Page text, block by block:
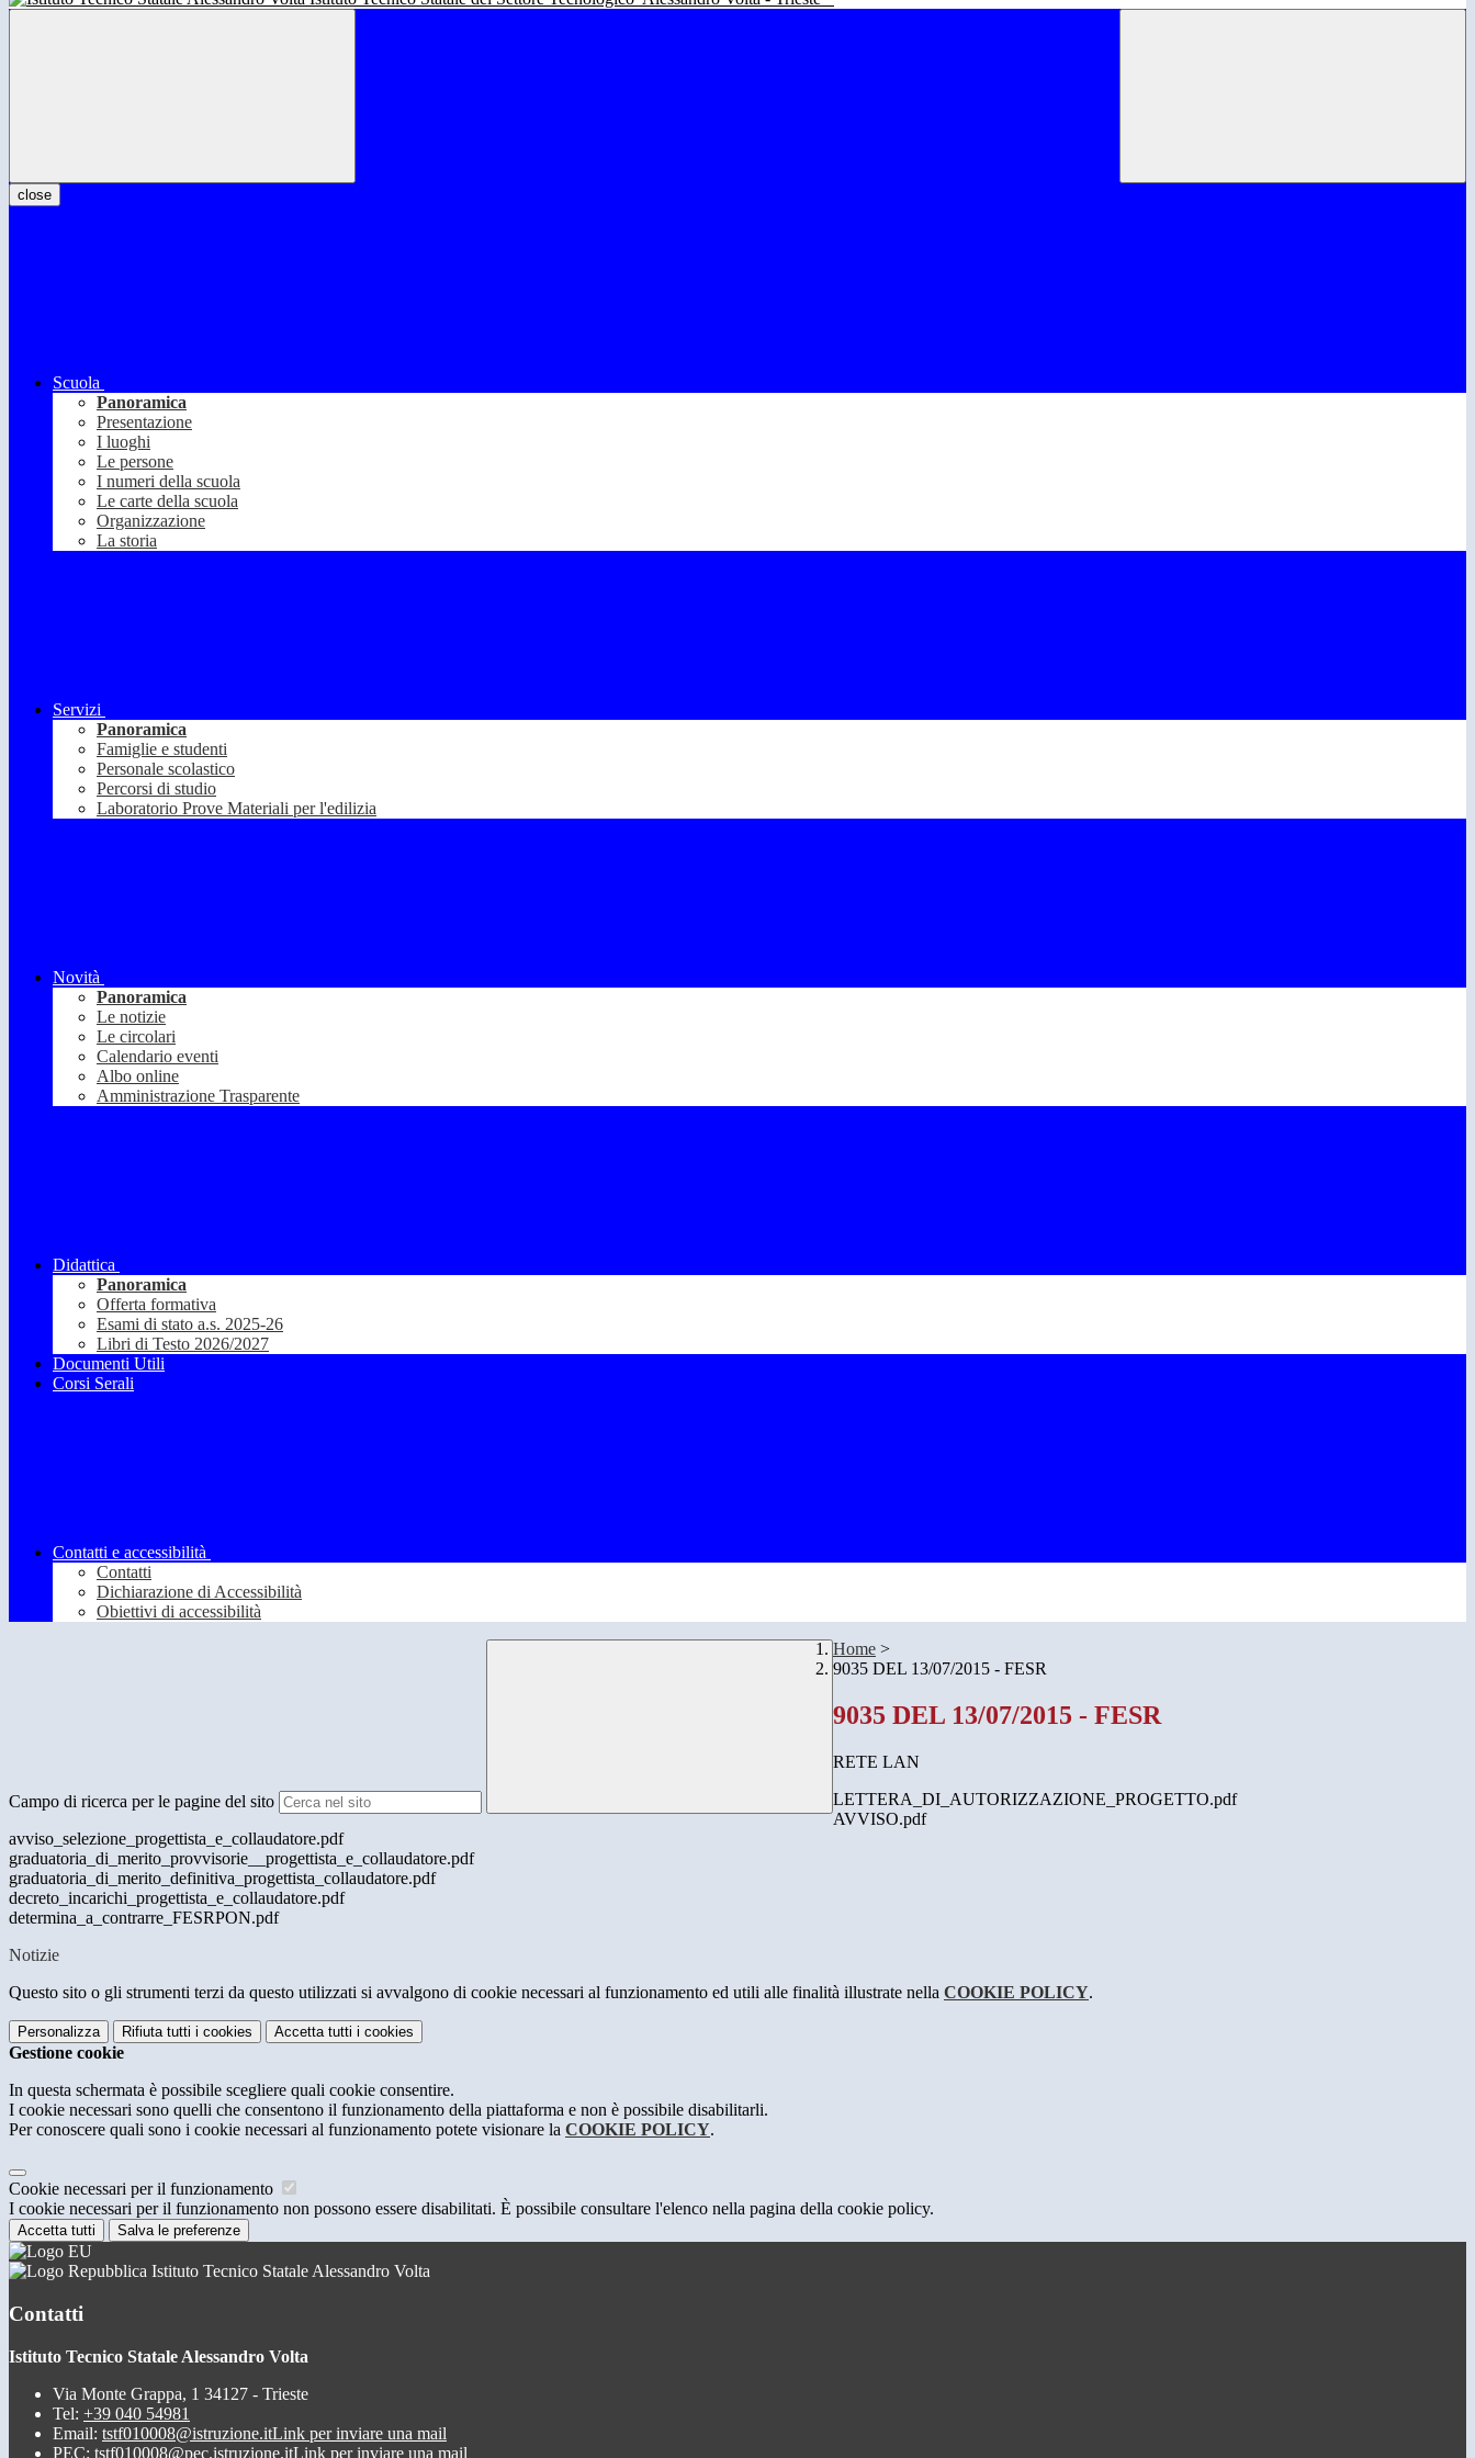
close
Scuola
Panoramica
Presentazione
I luoghi
Le persone
I numeri della scuola
Le carte della scuola
Organizzazione
La storia
Servizi
Panoramica
Famiglie e studenti
Personale scolastico
Percorsi di studio
Laboratorio Prove Materiali per l'edilizia
Novità
Panoramica
Le notizie
Le circolari
Calendario eventi
Albo online
Amministrazione Trasparente
Didattica
Panoramica
Offerta formativa
Esami di stato a.s. 2025-26
Libri di Testo 2026/2027
Documenti Utili
Corsi Serali
Contatti e accessibilità
Contatti
Dichiarazione di Accessibilità
Obiettivi di accessibilità
Campo di ricerca per le pagine del sito
Home >
9035 DEL 13/07/2015 - FESR
9035 DEL 13/07/2015 - FESR
RETE LAN
LETTERA_DI_AUTORIZZAZIONE_PROGETTO.pdf
AVVISO.pdf
avviso_selezione_progettista_e_collaudatore.pdf
graduatoria_di_merito_provvisorie__progettista_e_collaudatore.pdf
graduatoria_di_merito_definitiva_progettista_collaudatore.pdf
decreto_incarichi_progettista_e_collaudatore.pdf
determina_a_contrarre_FESRPON.pdf
Notizie
Questo sito o gli strumenti terzi da questo utilizzati si avvalgono di cookie necessari al funzionamento ed utili alle finalità illustrate nella COOKIE POLICY.
Personalizza Rifiuta tutti i cookies Accetta tutti i cookies
Gestione cookie
In questa schermata è possibile scegliere quali cookie consentire.
I cookie necessari sono quelli che consentono il funzionamento della piattaforma e non è possibile disabilitarli.
Per conoscere quali sono i cookie necessari al funzionamento potete visionare la COOKIE POLICY.
Cookie necessari per il funzionamento
I cookie necessari per il funzionamento non possono essere disabilitati. È possibile consultare l'elenco nella pagina della cookie policy.
Accetta tutti Salva le preferenze
Istituto Tecnico Statale Alessandro Volta
Contatti
Istituto Tecnico Statale Alessandro Volta
Via Monte Grappa, 1 34127 - Trieste
Tel: +39 040 54981
Email: tstf010008@istruzione.itLink per inviare una mail
PEC: tstf010008@pec.istruzione.itLink per inviare una mail